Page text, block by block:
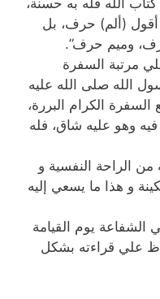
أقول (ألم) حرف، بل
وميم حرف”.
مرتبة السفرة
الله صلى الله عليه
الكرام البررة،
فيه وهو عليه شاق، فله
الراحة النفسية و
و هذا ما يسعي إليه
يوم القيامة
علي قراءته بشكل